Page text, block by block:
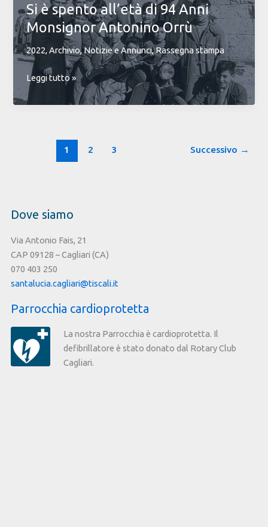
fedeli
si
quotano
per
pagare
conti
Si è spento all’età di 94 Anni
Monsignor Antonino Orrù
2022,Archivio,Notizie e Annunci,Rassegna stampa
Si
è
spento
Leggi tutto »
1 2 3 Successivo →
Dove siamo
Via Antonio Fais, 21
CAP 09128 – Cagliari (CA)
070 403 250
santalucia.cagliari@tiscali.it
Parrocchia cardioprotetta
La nostra Parrocchia è cardioprotetta. Il
defibrillatore è stato donato dal Rotary Club
Cagliari.